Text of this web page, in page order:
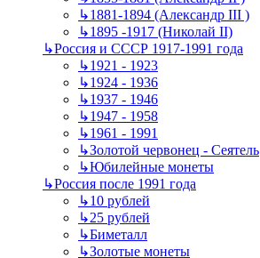
↳1881-1894 (Александр III )
↳1895 -1917 (Николай II)
↳Россия и СССР 1917-1991 года
↳1921 - 1923
↳1924 - 1936
↳1937 - 1946
↳1947 - 1958
↳1961 - 1991
↳Золотой червонец - Сеятель
↳Юбилейные монеты
↳Россия после 1991 года
↳10 рублей
↳25 рублей
↳Биметалл
↳Золотые монеты